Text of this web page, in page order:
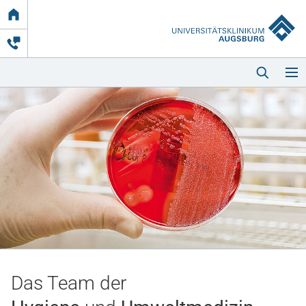
Link
zur
Startseite
Kliniken & Einrichtungen
Das Team der